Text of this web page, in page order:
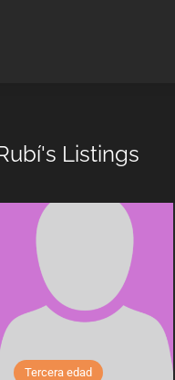
Listings
Tercera edad